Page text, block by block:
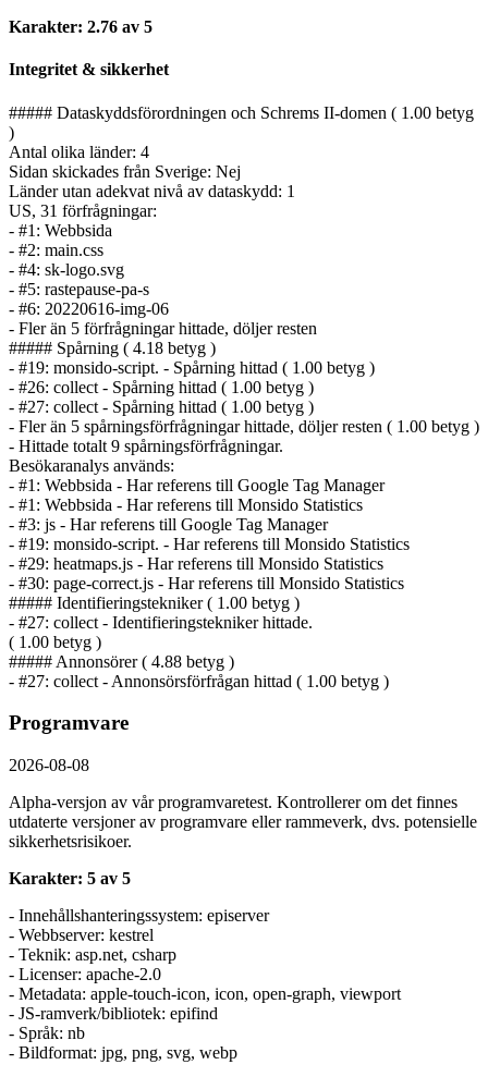
Karakter: 2.76 av 5
Integritet & sikkerhet
##### Dataskyddsförordningen och Schrems II-domen ( 1.00 betyg
)
Antal olika länder: 4
Sidan skickades från Sverige: Nej
Länder utan adekvat nivå av dataskydd: 1
US, 31 förfrågningar:
- #1: Webbsida
- #2: main.css
- #4: sk-logo.svg
- #5: rastepause-pa-s
- #6: 20220616-img-06
- Fler än 5 förfrågningar hittade, döljer resten
##### Spårning ( 4.18 betyg )
- #19: monsido-script. - Spårning hittad ( 1.00 betyg )
- #26: collect - Spårning hittad ( 1.00 betyg )
- #27: collect - Spårning hittad ( 1.00 betyg )
- Fler än 5 spårnings­förfrågningar hittade, döljer resten ( 1.00 betyg )
- Hittade totalt 9 spårnings­förfrågningar.
Besökaranalys används:
- #1: Webbsida - Har referens till Google Tag Manager
- #1: Webbsida - Har referens till Monsido Statistics
- #3: js - Har referens till Google Tag Manager
- #19: monsido-script. - Har referens till Monsido Statistics
- #29: heatmaps.js - Har referens till Monsido Statistics
- #30: page-correct.js - Har referens till Monsido Statistics
##### Identifierings­tekniker ( 1.00 betyg )
- #27: collect - Identifierings­tekniker hittade.
( 1.00 betyg )
##### Annonsörer ( 4.88 betyg )
- #27: collect - Annonsörs­förfrågan hittad ( 1.00 betyg )
Programvare
2026-08-08
Alpha-versjon av vår programvaretest. Kontrollerer om det finnes
utdaterte versjoner av programvare eller rammeverk, dvs. potensielle
sikkerhetsrisikoer.
Karakter: 5 av 5
- Innehållshanteringssystem: episerver
- Webbserver: kestrel
- Teknik: asp.net, csharp
- Licenser: apache-2.0
- Metadata: apple-touch-icon, icon, open-graph, viewport
- JS-ramverk/bibliotek: epifind
- Språk: nb
- Bildformat: jpg, png, svg, webp